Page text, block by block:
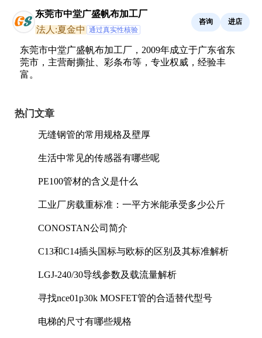
东莞市中堂广盛帆布加工厂
法人:夏金中 通过真实性核验
咨询 进店
东莞市中堂广盛帆布加工厂，2009年成立于广东省东
莞市，主营耐撕扯、彩条布等，专业权威，经验丰
富。
热门文章
无缝钢管的常用规格及壁厚
生活中常见的传感器有哪些呢
PE100管材的含义是什么
工业厂房载重标准：一平方米能承受多少公斤
CONOSTAN公司简介
C13和C14插头国标与欧标的区别及其标准解析
LGJ-240/30导线参数及载流量解析
寻找nce01p30k MOSFET管的合适替代型号
电梯的尺寸有哪些规格